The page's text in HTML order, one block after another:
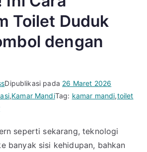
Toilet Duduk
dengan
Dipublikasi pada 26 Maret 2026
,Kamar MandiTag: kamar mandi,toilet
seperti sekarang, teknologi
banyak sisi kehidupan, bahkan